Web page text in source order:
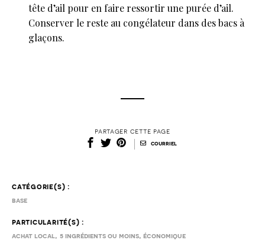
tête d’ail pour en faire ressortir une purée d’ail.
Conserver le reste au congélateur dans des bacs à
glaçons.
partager cette page
courriel
catégorie(s) :
base
particularité(s) :
achat local, 5 ingrédients ou moins,économique